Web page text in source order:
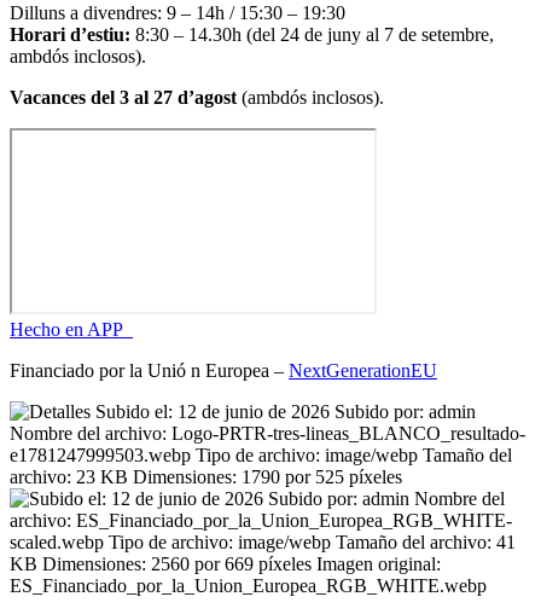
Dilluns a divendres: 9 – 14h / 15:30 – 19:30
Horari d’estiu: 8:30 – 14.30h (del 24 de juny al 7 de setembre,
ambdós inclosos).
Vacances del 3 al 27 d’agost(ambdós inclosos).
Hecho en APP_
Financiado por la Unió n Europea – NextGenerationEU